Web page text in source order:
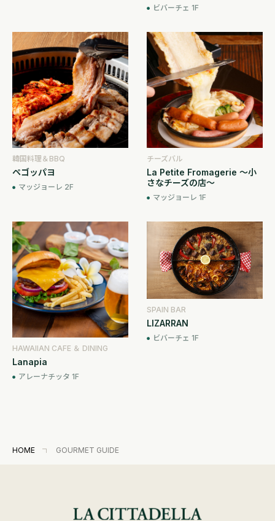
ビバーチェ 1F
韓国料理＆BBQ
ペゴッパヨ
マッジョーレ 2F
チーズバル
La Petite Fromagerie ～小
さなチーズの店～
マッジョーレ 1F
HAWAIIAN CAFE ＆ DINING
Lanapia
アレーナチッタ 1F
SPAIN BAR
LIZARRAN
ビバーチェ 1F
HOME GOURMET GUIDE